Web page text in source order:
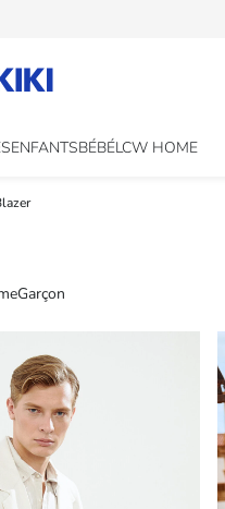
ENFANTSBÉBÉLCW HOME
Garçon